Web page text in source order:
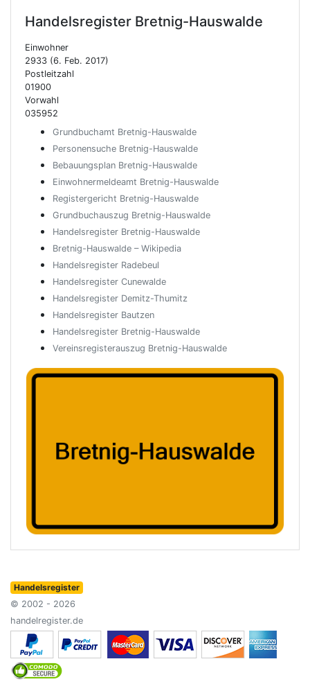
Handelsregister Bretnig-Hauswalde
Einwohner
2933 (6. Feb. 2017)
Postleitzahl
01900
Vorwahl
035952
Grundbuchamt Bretnig-Hauswalde
Personensuche Bretnig-Hauswalde
Bebauungsplan Bretnig-Hauswalde
Einwohnermeldeamt Bretnig-Hauswalde
Registergericht Bretnig-Hauswalde
Grundbuchauszug Bretnig-Hauswalde
Handelsregister Bretnig-Hauswalde
Bretnig-Hauswalde – Wikipedia
Handelsregister Radebeul
Handelsregister Cunewalde
Handelsregister Demitz-Thumitz
Handelsregister Bautzen
Handelsregister Bretnig-Hauswalde
Vereinsregisterauszug Bretnig-Hauswalde
Handelsregister
© 2002 - 2026
handelregister.de